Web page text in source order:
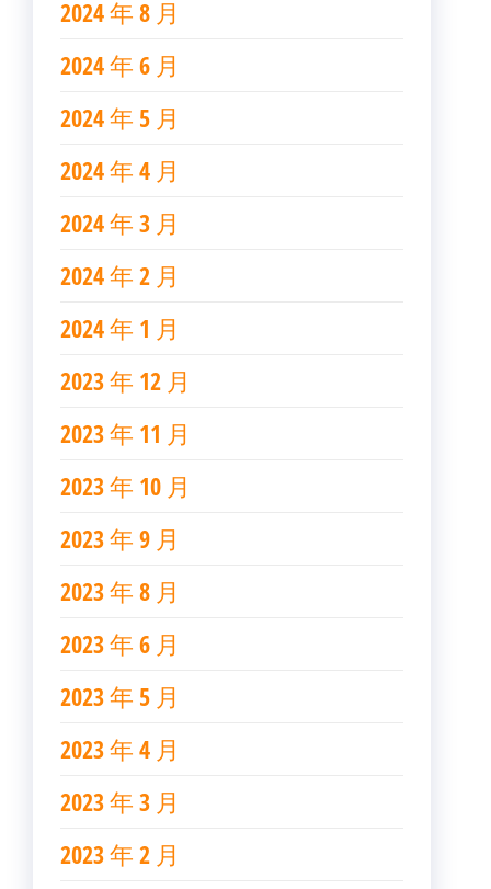
2024 年 8 月
2024 年 6 月
2024 年 5 月
2024 年 4 月
2024 年 3 月
2024 年 2 月
2024 年 1 月
2023 年 12 月
2023 年 11 月
2023 年 10 月
2023 年 9 月
2023 年 8 月
2023 年 6 月
2023 年 5 月
2023 年 4 月
2023 年 3 月
2023 年 2 月